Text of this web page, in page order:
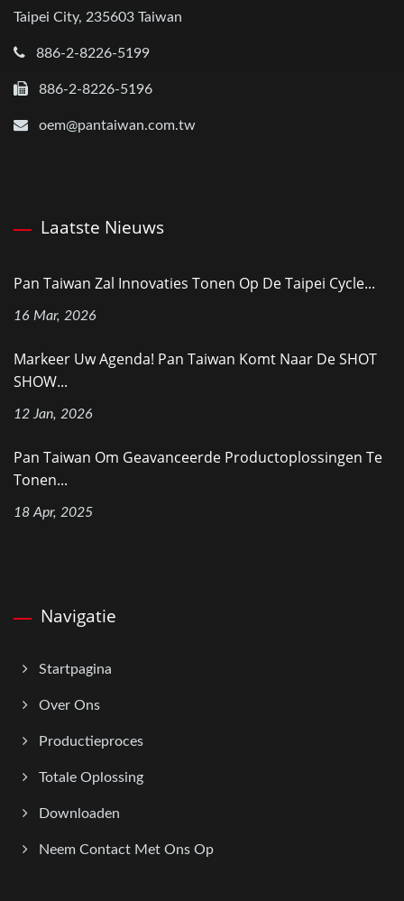
Taipei City, 235603 Taiwan
886-2-8226-5199
886-2-8226-5196
oem@pantaiwan.com.tw
Laatste Nieuws
Pan Taiwan Zal Innovaties Tonen Op De Taipei Cycle...
16 Mar, 2026
Markeer Uw Agenda! Pan Taiwan Komt Naar De SHOT
SHOW...
12 Jan, 2026
Pan Taiwan Om Geavanceerde Productoplossingen Te
Tonen...
18 Apr, 2025
Navigatie
Startpagina
Over Ons
Productieproces
Totale Oplossing
Downloaden
Neem Contact Met Ons Op